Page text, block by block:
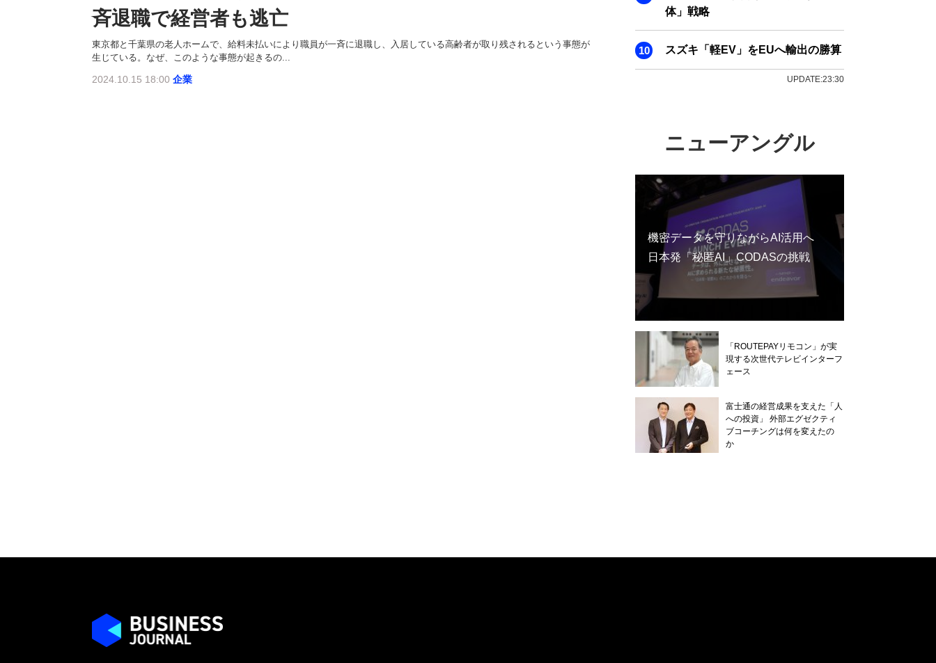
斉退職で経営者も逃亡
東京都と千葉県の老人ホームで、給料未払いにより職員が一斉に退職し、入居している高齢者が取り残されるという事態が
生じている。なぜ、このような事態が起きるの...
2024.10.15 18:00 企業
体」戦略
スズキ「軽EV」をEUへ輸出の勝算
UPDATE:23:30
ニューアングル
機密データを守りながらAI活用へ
日本発「秘匿AI」CODASの挑戦
「ROUTEPAYリモコン」が実
現する次世代テレビインターフ
ェース
富士通の経営成果を支えた「人
への投資」 外部エグゼクティ
ブコーチングは何を変えたの
か